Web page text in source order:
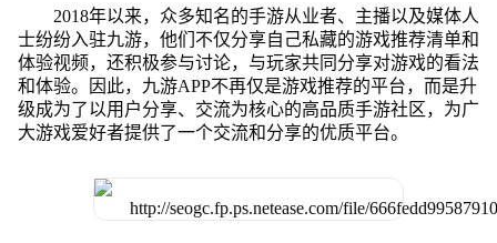
2018年以来，众多知名的手游从业者、主播以及媒体人
士纷纷入驻九游，他们不仅分享自己私藏的游戏推荐清单和
体验视频，还积极参与讨论，与玩家共同分享对游戏的看法
和体验。因此，九游APP不再仅是游戏推荐的平台，而是升
级成为了以用户分享、交流为核心的高品质手游社区，为广
大游戏爱好者提供了一个交流和分享的优质平台。